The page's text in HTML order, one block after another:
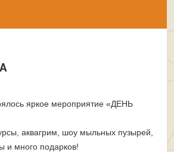
яркое мероприятие «ДЕНЬ
аквагрим, шоу мыльных пузырей,
и много подарков!